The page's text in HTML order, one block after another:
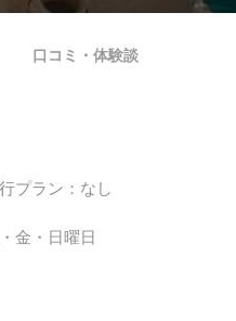
口コミ・体験談
プラン：なし
金・日曜日